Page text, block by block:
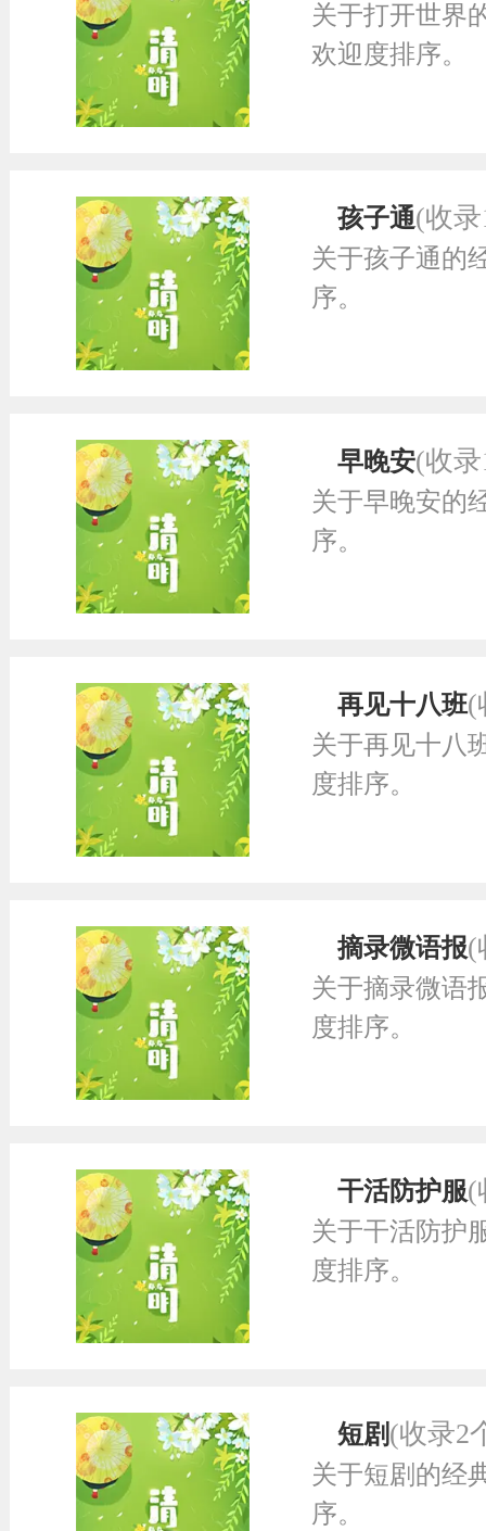
关于打开世界
欢迎度排序。
孩子通(收
关于孩子通的
序。
早晚安(收
关于早晚安的
序。
再见十八班(
关于再见十八
度排序。
摘录微语报(
关于摘录微语
度排序。
干活防护服(
关于干活防护
度排序。
短剧(收录2
关于短剧的经
序。